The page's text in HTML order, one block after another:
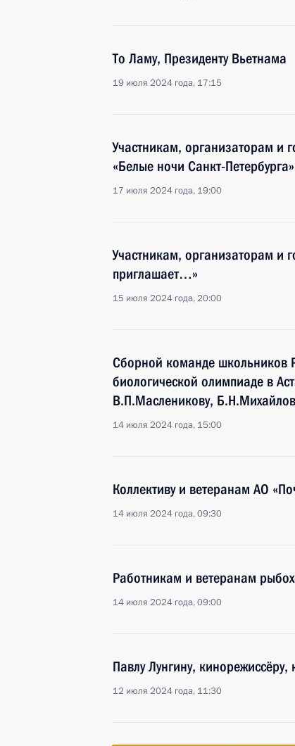
То Ламу, Президенту Вьетнама
19 июля 2024 года, 17:15
Участникам, организаторам и
«Белые ночи Санкт-Петербурга»
17 июля 2024 года, 19:00
Участникам, организаторам и
приглашает…»
15 июля 2024 года, 20:00
Сборной команде школьников
биологической олимпиаде в
В.П.Масленикову,
14 июля 2024 года, 15:00
Коллективу и ветеранам АО
14 июля 2024 года, 09:30
Работникам и ветеранам
14 июля 2024 года, 09:00
Павлу Лунгину, кинорежиссёру,
12 июля 2024 года, 11:30